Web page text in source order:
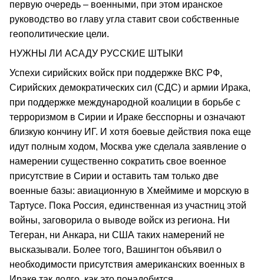
первую очередь – военными, при этом иранское
руководство во главу угла ставит свои собственные
геополитические цели.
НУЖНЫ ЛИ АСАДУ РУССКИЕ ШТЫКИ
Успехи сирийских войск при поддержке ВКС РФ,
Сирийских демократических сил (СДС) и армии Ирака,
при поддержке международной коалиции в борьбе с
терроризмом в Сирии и Ираке бесспорны и означают
близкую кончину ИГ. И хотя боевые действия пока еще
идут полным ходом, Москва уже сделала заявление о
намерении существенно сократить свое военное
присутствие в Сирии и оставить там только две
военные базы: авиационную в Хмеймиме и морскую в
Тартусе. Пока Россия, единственная из участниц этой
войны, заговорила о выводе войск из региона. Ни
Тегеран, ни Анкара, ни США таких намерений не
высказывали. Более того, Вашингтон объявил о
необходимости присутствия американских военных в